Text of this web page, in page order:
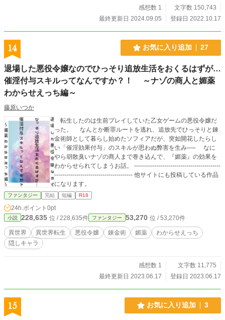
感想数 1
文字数 150,743
最終更新日 2024.09.05
登録日 2022.10.17
14 お気に入り追加 27
退場した悪役令嬢なのでひっそり追放生活をおくるはずが…
催淫付与スキルってなんですか？！ ～ナゾの商人と媚薬
わからせえっち編～
藤原いつか
転生したのは生前プレイしていた乙女ゲームの悪役令嬢だ
った。 なんとか断罪ルートを逃れ、追放先でひっそりと錬
金術師として暮らし始めたソフィアだが、突如開花したらし
い「催淫効果付与」のスキルが思わぬ弊害を生み── なに
やら胡散臭いナゾの商人まで巻き込んで、『媚薬』の効果を
わからせられてしまうお話。 -------------------------------------------
--------------------------------------- 他サイトにも投稿している作品
になります。
ファンタジー 完結 短編 R18
24h.ポイント 0pt
小説 228,635 位 / 228,635件 ファンタジー 53,270 位 / 53,270件
異世界 異世界転生 悪役令嬢 錬金術 媚薬
わからせえっち
隠しキャラ
感想数 1
文字数 11,775
最終更新日 2023.06.17
登録日 2023.06.17
15 お気に入り追加 3